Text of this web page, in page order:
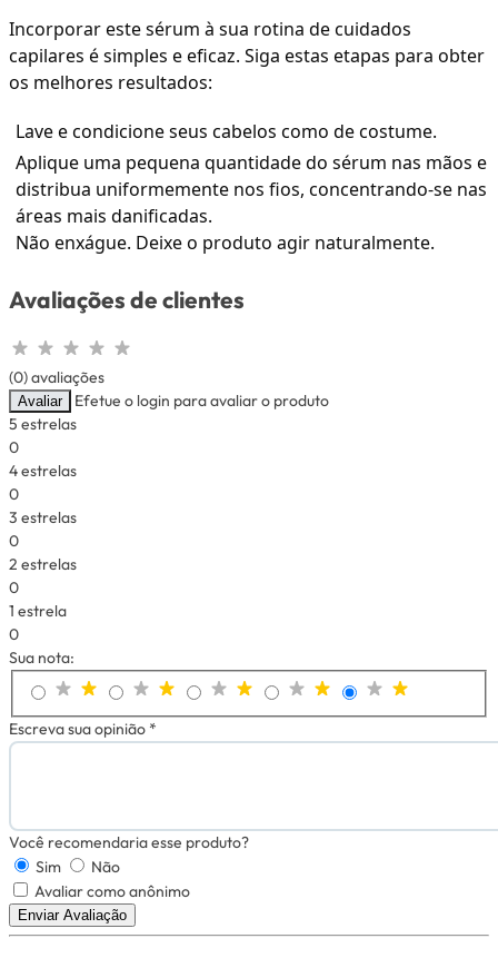
Incorporar este sérum à sua rotina de cuidados
capilares é simples e eficaz. Siga estas etapas para obter
os melhores resultados:
Lave e condicione seus cabelos como de costume.
Aplique uma pequena quantidade do sérum nas mãos e
distribua uniformemente nos fios, concentrando-se nas
áreas mais danificadas.
Não enxágue. Deixe o produto agir naturalmente.
Avaliações de clientes
(0) avaliações
Avaliar
Efetue o login para avaliar o produto
5 estrelas
0
4 estrelas
0
3 estrelas
0
2 estrelas
0
1 estrela
0
Sua nota:
Escreva sua opinião *
Você recomendaria esse produto?
Sim
Não
Avaliar como anônimo
Enviar Avaliação